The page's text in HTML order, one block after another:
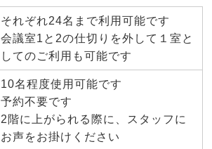
それぞれ24名まで利用可能です
会議室1と2の仕切りを外して１室と
してのご利用も可能です
10名程度使用可能です
予約不要です
2階に上がられる際に、スタッフに
お声をお掛けください